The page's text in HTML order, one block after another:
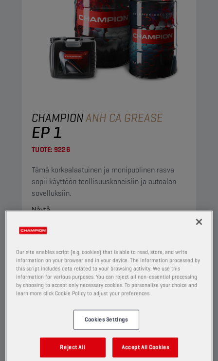
CHAMPIONANH CA GREASE
EP 1
TUOTE: 9226
Tämä korkealaatuinen ja monipuolinen rasva
sopii käyttöön teollisuuskoneisiin ja autoalan
sovelluksiin.
Näytä
Our site enables script (e.g. cookies) that is able to read, store, and write
information on your browser and in your device. The information processed by
this script includes data related to your browsing activity. We use this
information for various purposes. You can reject all non-essential processing
by choosing to accept only necessary cookies. To personalize your choice and
learn more click Cookie Policy to adjust your preferences.
Cookies Settings
Reject All Accept All Cookies